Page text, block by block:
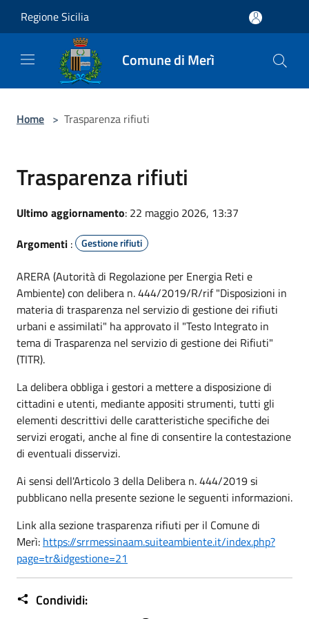
Regione Sicilia
Comune di Merì
Home > Trasparenza rifiuti
Trasparenza rifiuti
Ultimo aggiornamento: 22 maggio 2026, 13:37
Argomenti : Gestione rifiuti
ARERA (Autorità di Regolazione per Energia Reti e
Ambiente) con delibera n. 444/2019/R/rif "Disposizioni in
materia di trasparenza nel servizio di gestione dei rifiuti
urbani e assimilati" ha approvato il "Testo Integrato in
tema di Trasparenza nel servizio di gestione dei Rifiuti"
(TITR).
La delibera obbliga i gestori a mettere a disposizione di
cittadini e utenti, mediante appositi strumenti, tutti gli
elementi descrittivi delle caratteristiche specifiche dei
servizi erogati, anche al fine di consentire la contestazione
di eventuali disservizi.
Ai sensi dell'Articolo 3 della Delibera n. 444/2019 si
pubblicano nella presente sezione le seguenti informazioni.
Link alla sezione trasparenza rifiuti per il Comune di
Merì: https://srrmessinaam.suiteambiente.it/index.php?
page=tr&idgestione=21
Condividi: